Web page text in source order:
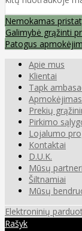
Nemokamas
Galimybė grąžinti
Patogus
Apie mus
Klientai
Tapk
Prekių
Pirkimo
Lojalumo
Kontaktai
D.U.K.
Mūsų
Šiltnamiai
Mūsų
Elektroninių
Rašyk